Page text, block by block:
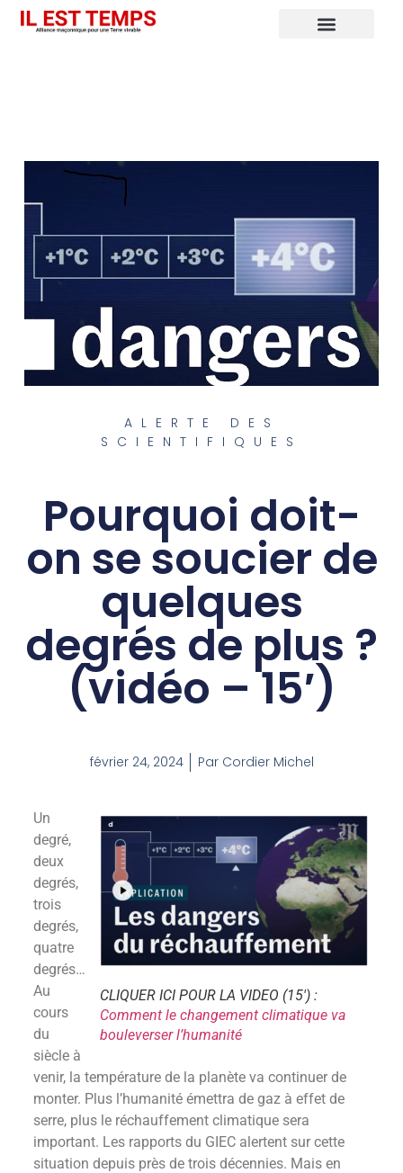
ALERTE DES
SCIENTIFIQUES
Pourquoi doit-
on se soucier de
quelques
degrés de plus ?
(vidéo – 15′)
février 24, 2024 ParCordier Michel
CLIQUER ICI POUR LA VIDEO (15′) :
Comment le changement climatique va
bouleverser l’humanité
Un
degré,
deux
degrés,
trois
degrés,
quatre
degrés…
Au
cours
du
siècle à
venir, la température de la planète va continuer de
monter. Plus l’humanité émettra de gaz à effet de
serre, plus le réchauffement climatique sera
important. Les rapports du GIEC alertent sur cette
situation depuis près de trois décennies. Mais en